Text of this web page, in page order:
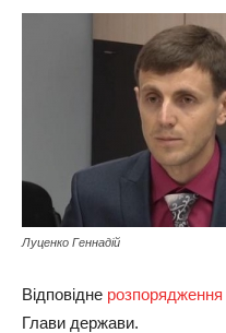
Луценко Геннадій
Відповідне розпорядження
Глави держави.